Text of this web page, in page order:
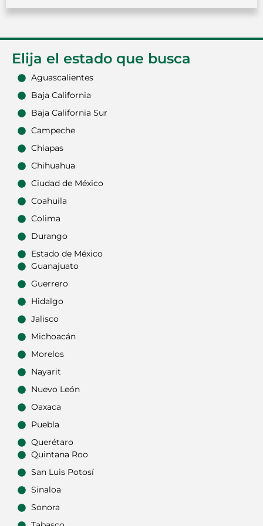
Elija el estado que busca
Aguascalientes
Baja California
Baja California Sur
Campeche
Chiapas
Chihuahua
Ciudad de México
Coahuila
Colima
Durango
Estado de México
Guanajuato
Guerrero
Hidalgo
Jalisco
Michoacán
Morelos
Nayarit
Nuevo León
Oaxaca
Puebla
Querétaro
Quintana Roo
San Luis Potosí
Sinaloa
Sonora